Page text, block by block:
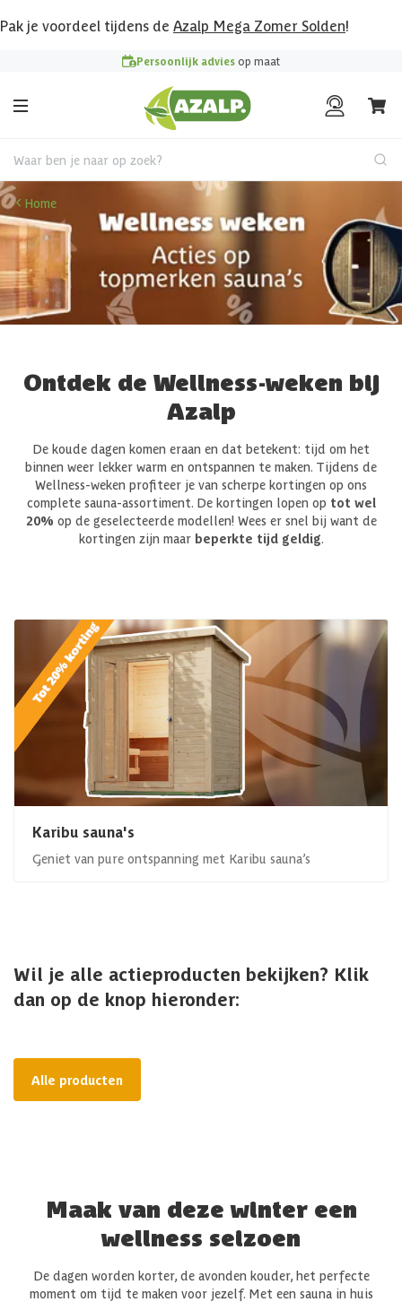
Pak je voordeel tijdens de Azalp Mega Zomer Solden!
Persoonlijk advies op maat
Waar ben je naar op zoek?
Home
Ontdek de Wellness-weken bij
Azalp
De koude dagen komen eraan en dat betekent: tijd om het
binnen weer lekker warm en ontspannen te maken. Tijdens de
Wellness-weken profiteer je van scherpe kortingen op ons
complete sauna-assortiment. De kortingen lopen op tot wel
20% op de geselecteerde modellen! Wees er snel bij want de
kortingen zijn maar beperkte tijd geldig.
Karibu sauna's
Geniet van pure ontspanning met Karibu sauna’s
Wil je alle actieproducten bekijken? Klik
dan op de knop hieronder:
Alle producten
Maak van deze winter een
wellness seizoen
De dagen worden korter, de avonden kouder, het perfecte
moment om tijd te maken voor jezelf. Met een sauna in huis